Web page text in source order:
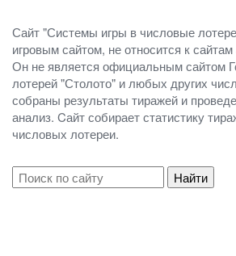
Сайт "Системы игры в числовые
игровым сайтом, не относится к
Он не является официальным сайтом
лотерей "Столото" и любых других
собраны результаты тиражей и
анализ. Cайт собирает статистику
числовых лотереи.